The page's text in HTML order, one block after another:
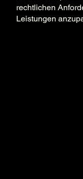
rechtlichen
Leistungen